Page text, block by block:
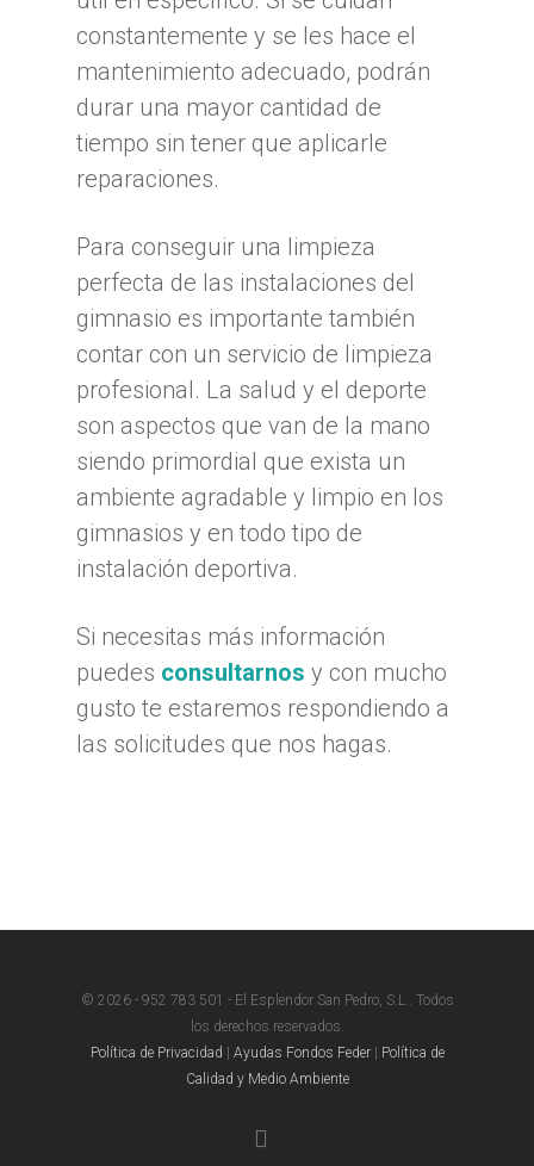
constantemente y se les hace el
mantenimiento adecuado, podrán
durar una mayor cantidad de
tiempo sin tener que aplicarle
reparaciones.
Para conseguir una limpieza
perfecta de las instalaciones del
gimnasio es importante también
contar con un servicio de limpieza
profesional. La salud y el deporte
son aspectos que van de la mano
siendo primordial que exista un
ambiente agradable y limpio en los
gimnasios y en todo tipo de
instalación deportiva.
Si necesitas más información
puedes consultarnos y con mucho
gusto te estaremos respondiendo a
las solicitudes que nos hagas.
© 2026 - 952 783 501 - El Esplendor San Pedro, S.L.. Todos
los derechos reservados.
Política de Privacidad
Ayudas Fondos Feder|
Política de
Calidad y Medio Ambiente